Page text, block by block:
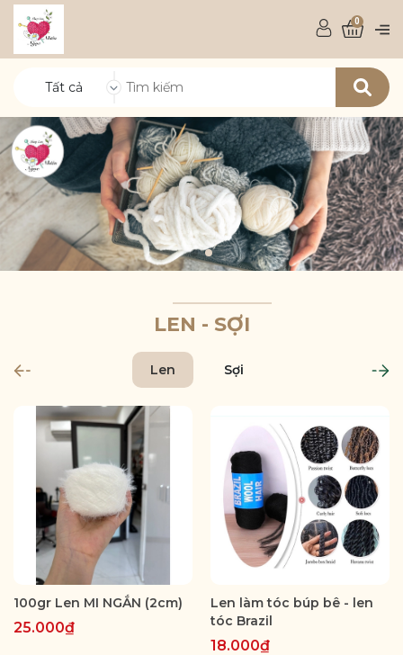
Tất cả
0
LEN - SỢI
Len Sợi
100gr Len MI NGẮN (2cm)
25.000₫
Len làm tóc búp bê - len
tóc Brazil
18.000₫